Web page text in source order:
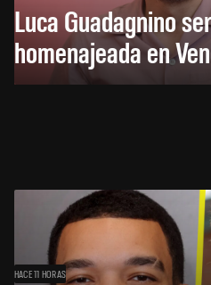
Luca Guadagnino
homenajeada en
HACE 11 HORAS